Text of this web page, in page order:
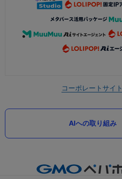
コーポレートサイト
AIへの取り組み